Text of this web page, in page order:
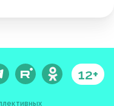
12+